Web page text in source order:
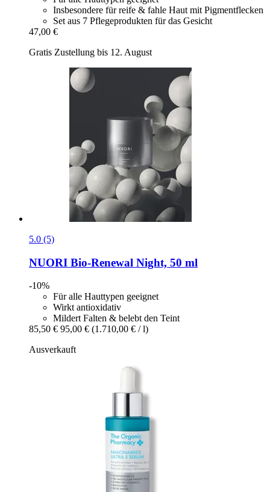
Insbesondere für reife & fahle Haut mit Pigmentflecken
Set aus 7 Pflegeprodukten für das Gesicht
47,00 €
Gratis Zustellung bis 12. August
5.0 (5)
NUORI Bio-​Renewal Night, 50 ml
-10%
Für alle Hauttypen geeignet
Wirkt antioxidativ
Mildert Falten & belebt den Teint
85,50 € 95,00 € (1.710,00 € / l)
Ausverkauft